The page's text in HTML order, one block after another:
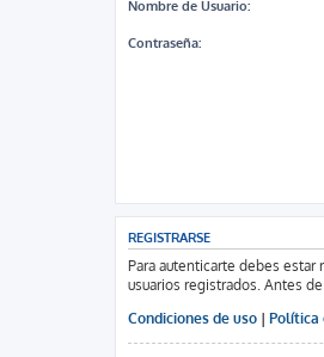
Nombre de Usuario:
Contraseña:
REGISTRARSE
Para autenticarte debes
usuarios registrados. Antes
Condiciones de uso | Política